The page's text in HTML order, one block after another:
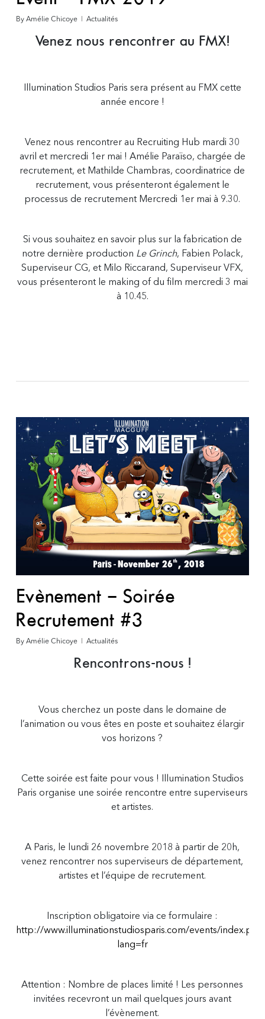
By Amélie Chicoye Actualités
Venez nous rencontrer au FMX!
Illumination Studios Paris sera présent au FMX cette
année encore !
Venez nous rencontrer au Recruiting Hub mardi 30
avril et mercredi 1er mai ! Amélie Paraïso, chargée de
recrutement, et Mathilde Chambras, coordinatrice de
recrutement, vous présenteront également le
processus de recrutement Mercredi 1er mai à 9.30.
Si vous souhaitez en savoir plus sur la fabrication de
notre dernière production Le Grinch, Fabien Polack,
Superviseur CG, et Milo Riccarand, Superviseur VFX,
vous présenteront le making of du film mercredi 3 mai
à 10.45.
Evènement – Soirée
Recrutement #3
By Amélie Chicoye Actualités
Rencontrons-nous !
Vous cherchez un poste dans le domaine de
l’animation ou vous êtes en poste et souhaitez élargir
vos horizons ?
Cette soirée est faite pour vous ! Illumination Studios
Paris organise une soirée rencontre entre superviseurs
et artistes.
A Paris, le lundi 26 novembre 2018 à partir de 20h,
venez rencontrer nos superviseurs de département,
artistes et l’équipe de recrutement.
Inscription obligatoire via ce formulaire :
http://www.illuminationstudiosparis.com/events/
lang=fr
Attention : Nombre de places limité ! Les personnes
invitées recevront un mail quelques jours avant
l’évènement.